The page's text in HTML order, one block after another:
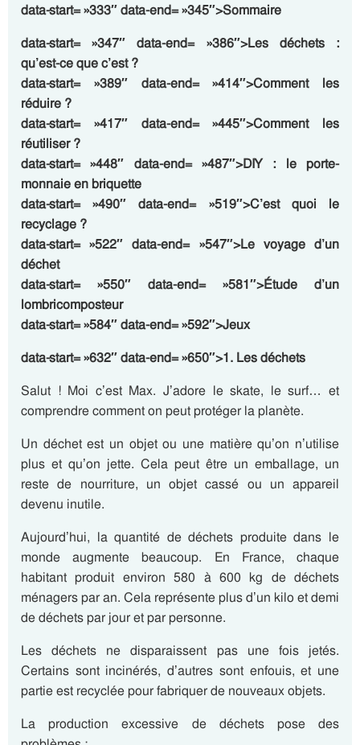
data-start= »333″ data-end= »345″>Sommaire
data-start= »347″ data-end= »386″>Les déchets :
qu’est-ce que c’est ?
data-start= »389″ data-end= »414″>Comment les
réduire ?
data-start= »417″ data-end= »445″>Comment les
réutiliser ?
data-start= »448″ data-end= »487″>DIY : le porte-
monnaie en briquette
data-start= »490″ data-end= »519″>C’est quoi le
recyclage ?
data-start= »522″ data-end= »547″>Le voyage d’un
déchet
data-start= »550″ data-end= »581″>Étude d’un
lombricomposteur
data-start= »584″ data-end= »592″>Jeux
data-start= »632″ data-end= »650″>1. Les déchets
Salut ! Moi c’est Max. J’adore le skate, le surf… et
comprendre comment on peut protéger la planète.
Un déchet est un objet ou une matière qu’on n’utilise
plus et qu’on jette. Cela peut être un emballage, un
reste de nourriture, un objet cassé ou un appareil
devenu inutile.
Aujourd’hui, la quantité de déchets produite dans le
monde augmente beaucoup. En France, chaque
habitant produit environ 580 à 600 kg de déchets
ménagers par an. Cela représente plus d’un kilo et demi
de déchets par jour et par personne.
Les déchets ne disparaissent pas une fois jetés.
Certains sont incinérés, d’autres sont enfouis, et une
partie est recyclée pour fabriquer de nouveaux objets.
La production excessive de déchets pose des